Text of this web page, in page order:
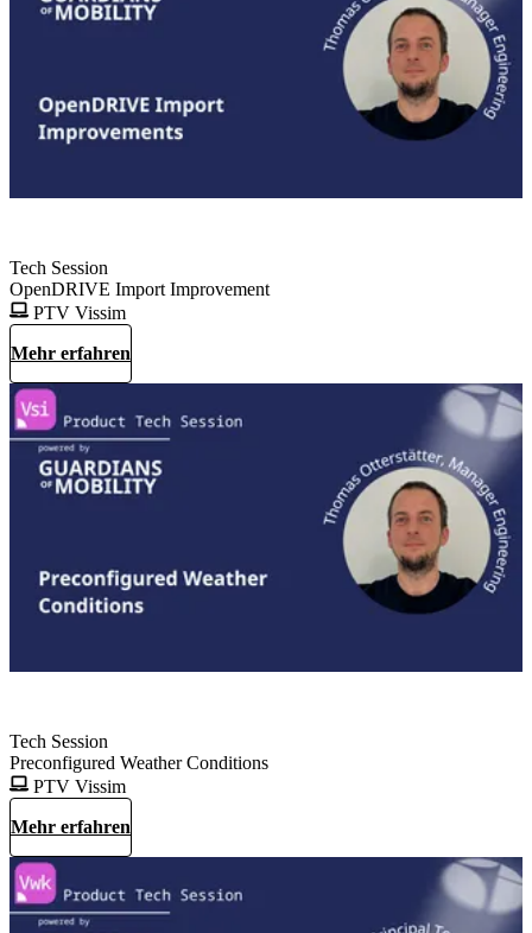
Tech Session
OpenDRIVE Import Improvement
PTV Vissim
Mehr erfahren
Tech Session
Preconfigured Weather Conditions
PTV Vissim
Mehr erfahren